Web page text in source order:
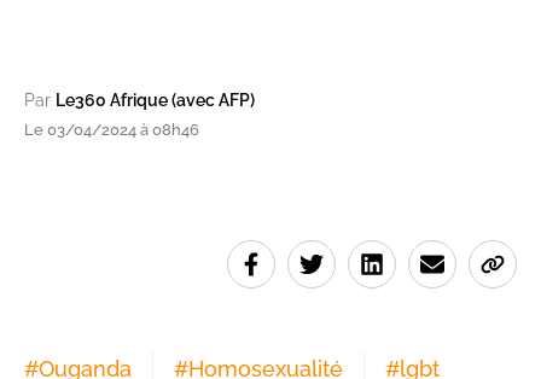
Par Le360 Afrique (avec AFP)
Le 03/04/2024 à 08h46
#Ouganda #Homosexualité #lgbt